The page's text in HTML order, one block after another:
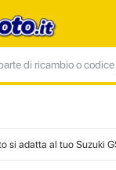
si adatta al tuo Suzuki